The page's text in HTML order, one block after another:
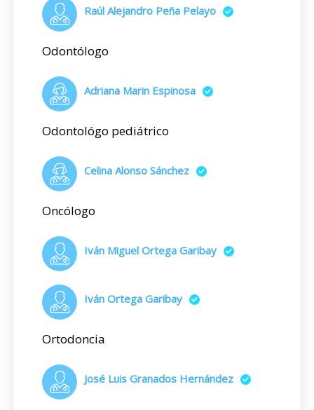
Raúl Alejandro Peña Pelayo
Odontólogo
Adriana Marin Espinosa
Odontológo pediátrico
Celina Alonso Sánchez
Oncólogo
Iván Miguel Ortega Garibay
Iván Ortega Garibay
Ortodoncia
José Luis Granados Hernández